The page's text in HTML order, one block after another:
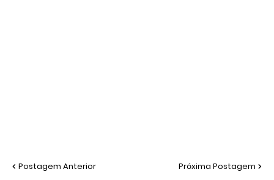
Postagem Anterior Próxima Postagem